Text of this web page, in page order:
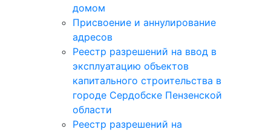
домом
Присвоение и аннулирование
адресов
Реестр разрешений на ввод в
эксплуатацию объектов
капитального строительства в
городе Сердобске Пензенской
области
Реестр разрешений на